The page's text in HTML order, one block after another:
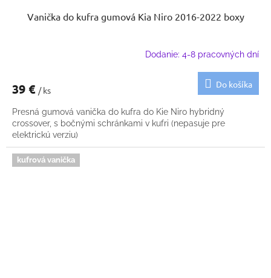
Vanička do kufra gumová Kia Niro 2016-2022 boxy
Dodanie: 4-8 pracovných dní
39 € / ks
Do košíka
Presná gumová vanička do kufra do Kie Niro hybridný
crossover, s bočnými schránkami v kufri (nepasuje pre
elektrickú verziu)
kufrová vanička